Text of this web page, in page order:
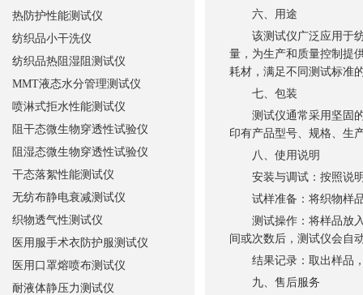
六、用途
该测试仪广泛应用于纺
量，为生产和质量控制提
耗材，满足不同测试标准
七、包装
测试仪通常采用坚固的
印有产品型号、规格、生
八、使用说明
安装与调试：按照说明
试样准备：将织物样品
测试操作：将样品放入
间或次数后，测试仪会自
结果记录：取出样品，
九、售后服务
热防护性能测试仪
纺织品小干洗仪
纺织品热阻湿阻测试仪
MMT液态水分管理测试仪
喷淋式拒水性能测试仪
阻干态微生物穿透性试验仪
阻湿态微生物穿透性试验仪
干态落絮性能测试仪
无纺布静电衰减测试仪
织物透气性测试仪
医用服手术衣防护服测试仪
医用口罩熔喷布测试仪
耐液体静压力测试仪